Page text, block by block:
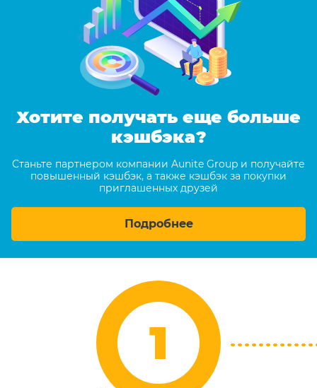
Хотите получать еще больше
кэшбэка?
Станьте партнером компании Aunite Group и получайте
повышенный кэшбэк, а также кэшбэк за покупки
приглашенных друзей
Подробнее